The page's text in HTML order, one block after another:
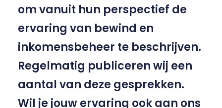
om vanuit hun perspectief de
ervaring van bewind en
inkomensbeheer te beschrijven.
Regelmatig publiceren wij een
aantal van deze gesprekken.
Wil je jouw ervaring ook aan ons